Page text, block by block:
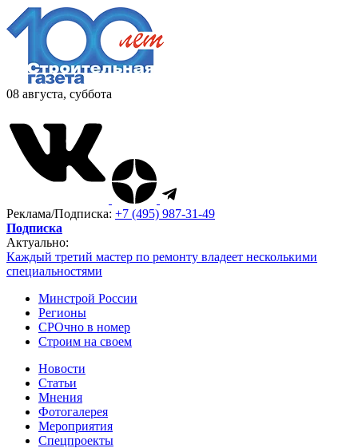
08 августа, суббота
Реклама/Подписка: +7 (495) 987-31-49
Подписка
Актуально:
Каждый третий мастер по ремонту владеет несколькими
специальностями
Минстрой России
Регионы
СРОчно в номер
Строим на своем
Новости
Статьи
Мнения
Фотогалерея
Мероприятия
Спецпроекты